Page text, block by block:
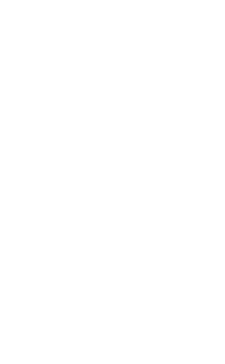
с тормозом INNOVARI
взрывозащищенные INNOVARI
INNORED
INNOVARI
INNORED
в квадратном корпусе
MC